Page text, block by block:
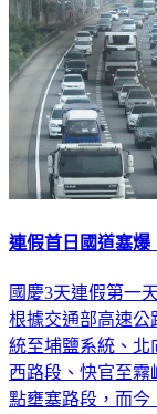
連假首日國道塞
國慶3天連假第一
根據交通部高速公
統至埔鹽系統、北
西路段、快官至
點壅塞路段，而今